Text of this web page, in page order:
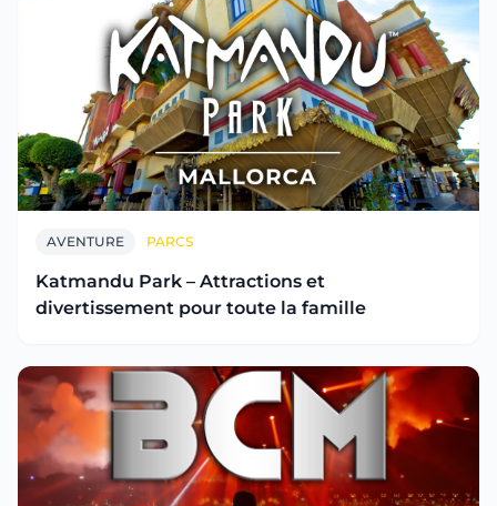
AVENTURE PARCS
Katmandu Park – Attractions et
divertissement pour toute la famille